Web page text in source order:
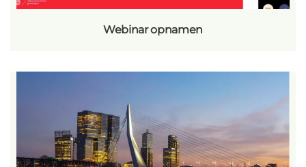
Webinar opnamen